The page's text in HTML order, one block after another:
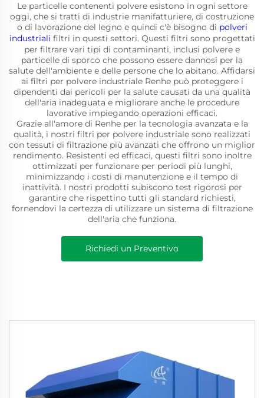
Le particelle contenenti polvere esistono in ogni settore
oggi, che si tratti di industrie manifatturiere, di costruzione
o di lavorazione del legno e quindi c'è bisogno di polveri
industriali filtri in questi settori. Questi filtri sono progettati
per filtrare vari tipi di contaminanti, inclusi polvere e
particelle di sporco che possono essere dannosi per la
salute dell'ambiente e delle persone che lo abitano. Affidarsi
ai filtri per polvere industriale Renhe può proteggere i
dipendenti dai pericoli per la salute causati da una qualità
dell'aria inadeguata e migliorare anche le procedure
lavorative impiegando operazioni efficaci.
Grazie all'amore di Renhe per la tecnologia avanzata e la
qualità, i nostri filtri per polvere industriale sono realizzati
con tessuti di filtrazione più avanzati che offrono un miglior
rendimento. Resistenti ed efficaci, questi filtri sono inoltre
ottimizzati per funzionare per periodi più lunghi,
minimizzando i costi di manutenzione e il tempo di
inattività. I nostri prodotti subiscono test rigorosi per
garantire che rispettino tutti gli standard richiesti,
fornendovi la certezza di utilizzare un sistema di filtrazione
dell'aria che funziona.
Richiedi un Preventivo